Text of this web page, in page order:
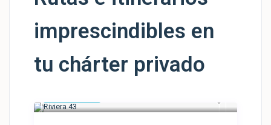
imprescindibles en
tu chárter privado